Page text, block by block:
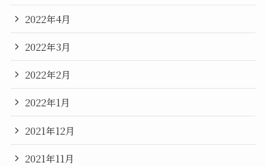
2022年4月
2022年3月
2022年2月
2022年1月
2021年12月
2021年11月